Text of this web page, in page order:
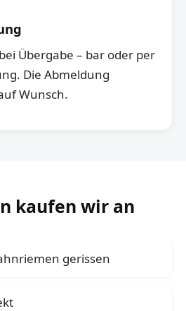
Übergabe – bar oder per
Die Abmeldung
Wunsch.
kaufen wir an
gerissen